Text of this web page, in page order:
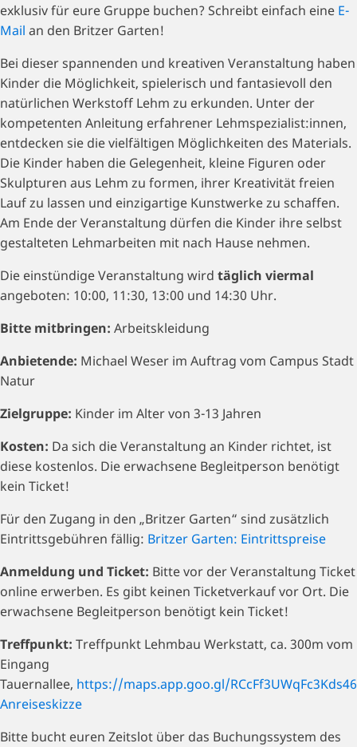
exklusiv für eure Gruppe buchen? Schreibt einfach eine E-
Mail an den Britzer Garten!
Bei dieser spannenden und kreativen Veranstaltung haben
Kinder die Möglichkeit, spielerisch und fantasievoll den
natürlichen Werkstoff Lehm zu erkunden. Unter der
kompetenten Anleitung erfahrener Lehmspezialist:innen,
entdecken sie die vielfältigen Möglichkeiten des Materials.
Die Kinder haben die Gelegenheit, kleine Figuren oder
Skulpturen aus Lehm zu formen, ihrer Kreativität freien
Lauf zu lassen und einzigartige Kunstwerke zu schaffen.
Am Ende der Veranstaltung dürfen die Kinder ihre selbst
gestalteten Lehmarbeiten mit nach Hause nehmen.
Die einstündige Veranstaltung wird täglich viermal
angeboten: 10:00, 11:30, 13:00 und 14:30 Uhr.
Bitte mitbringen: Arbeitskleidung
Anbietende: Michael Weser im Auftrag vom Campus Stadt
Natur
Zielgruppe: Kinder im Alter von 3-13 Jahren
Kosten: Da sich die Veranstaltung an Kinder richtet, ist
diese kostenlos. Die erwachsene Begleitperson benötigt
kein Ticket!
Für den Zugang in den „Britzer Garten“ sind zusätzlich
Eintrittsgebühren fällig: Britzer Garten: Eintrittspreise
Anmeldung und Ticket: Bitte vor der Veranstaltung Ticket
online erwerben. Es gibt keinen Ticketverkauf vor Ort. Die
erwachsene Begleitperson benötigt kein Ticket!
Treffpunkt: Treffpunkt Lehmbau Werkstatt, ca. 300m vom
Eingang
Tauernallee, https://maps.app.goo.gl/RCcFf3UWqFc3Kds46
Anreiseskizze
Bitte bucht euren Zeitslot über das Buchungssystem des